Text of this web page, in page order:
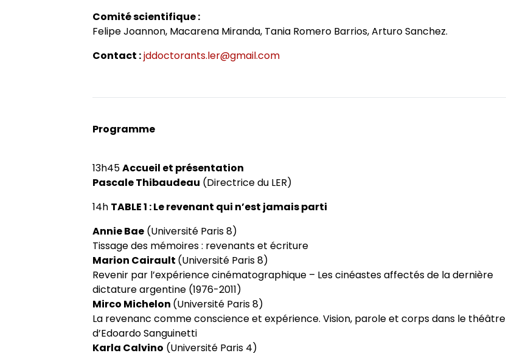
Comité scientifique :
Felipe Joannon, Macarena Miranda, Tania Romero Barrios, Arturo Sanchez.
Contact :jddoctorants.ler@gmail.com
Programme
13h45Accueil et présentation
Pascale Thibaudeau (Directrice du LER)
14h TABLE 1 : Le revenant qui n’est jamais parti
Annie Bae (Université Paris 8)
Tissage des mémoires : revenants et écriture
Marion Cairault (Université Paris 8)
Revenir par l’expérience cinématographique – Les cinéastes affectés de la dernière
dictature argentine (1976-2011)
Mirco Michelon (Université Paris 8)
La revenanc comme conscience et expérience. Vision, parole et corps dans le théâtre
d’Edoardo Sanguinetti
Karla Calvino (Université Paris 4)